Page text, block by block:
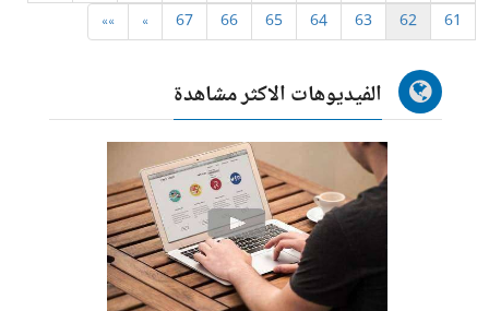
61
62
63
64
65
66
67
»
»»
الفيديوهات الاكثر مشاهدة